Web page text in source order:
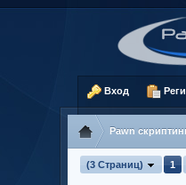
Вход
Pawn
(3 Страниц) 1